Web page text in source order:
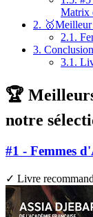
Matrix
2.
2.1.
3. Conclusion
3.1.
🏆
notre
#1 - Femmes
✓ Livre